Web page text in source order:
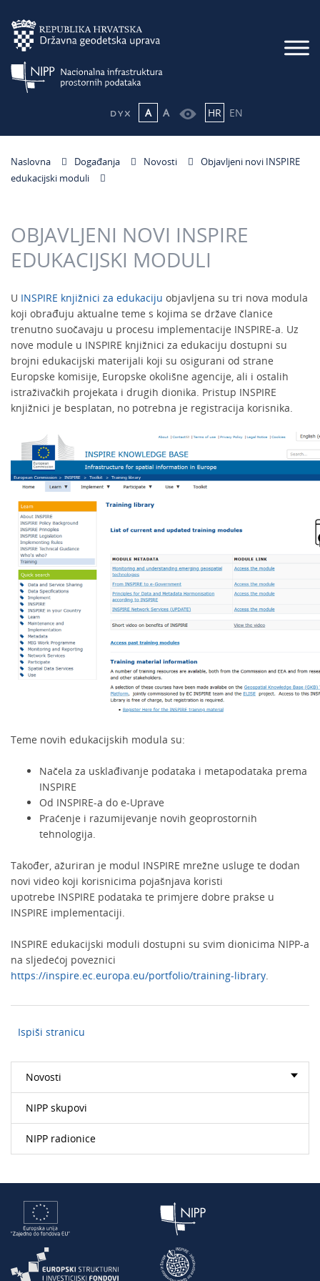
A A HR EN
Naslovna Događanja Novosti
Objavljeni novi INSPIRE
edukacijski moduli
OBJAVLJENI NOVI INSPIRE
EDUKACIJSKI MODULI
U INSPIRE knjižnici za edukaciju objavljena su tri nova modula
koji obrađuju aktualne teme s kojima se ​države članice
trenutno suočavaju u procesu implementacije INSPIRE-a. Uz
nove module u INSPIRE knjižnici za edukaciju dostupni su
brojni edukacijski materijali koji su osigurani od strane
Europske komisije, Europske okolišne agencije, ali i ostalih
istraživačkih projekata i drugih dionika. Pristup INSPIRE
knjižnici je besplatan, no potrebna je registracija korisnika.
Teme novih edukacijskih modula su:
Načela za usklađivanje podataka i metapodataka prema
INSPIRE
Od INSPIRE-a do e-Uprave
Praćenje i razumijevanje novih geoprostornih
tehnologija.
Također, ažuriran je modul INSPIRE mrežne usluge te dodan
novi video koji korisnicima pojašnjava koristi
upotrebe INSPIRE podataka te primjere dobre prakse u
INSPIRE implementaciji.
INSPIRE edukacijski moduli dostupni su svim dionicima NIPP-a
na sljedećoj poveznici
https://inspire.ec.europa.eu/portfolio/training-library.
Ispiši stranicu
Novosti
NIPP skupovi
NIPP radionice